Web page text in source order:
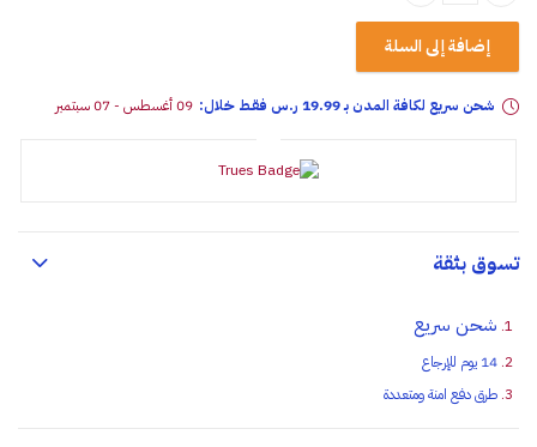
إضافة إلى السلة
شحن سريع لكافة المدن بـ 19.99 ر.س فقـط خلال: 09 أغسطس - 07 سبتمبر
تسوق بثقة
شحن سريع
14 يوم للإرجاع
طرق دفع امنة ومتعددة